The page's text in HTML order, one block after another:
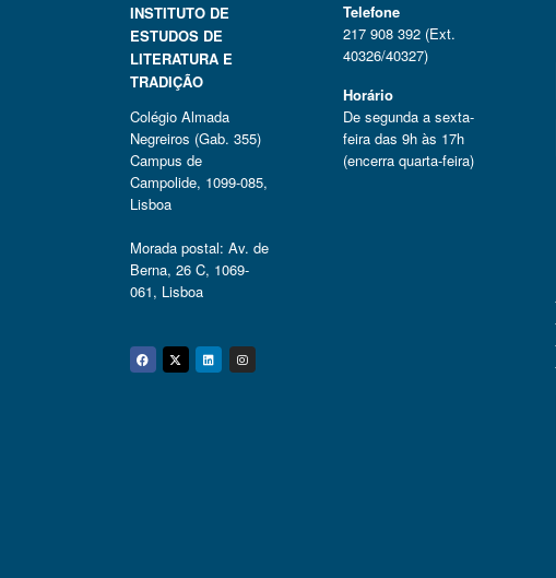
INSTITUTO DE
ESTUDOS DE
LITERATURA E
TRADIÇÃO
Colégio Almada
Negreiros (Gab. 355)
Campus de
Campolide, 1099-085,
Lisboa
Morada postal: Av. de
Berna, 26 C, 1069-
061, Lisboa
Facebook
Twitter
Linkedin
Instagram
Telefone
217 908 392 (Ext.
40326/40327)
Horário
De segunda a sexta-
feira das 9h às 17h
(encerra quarta-feira)